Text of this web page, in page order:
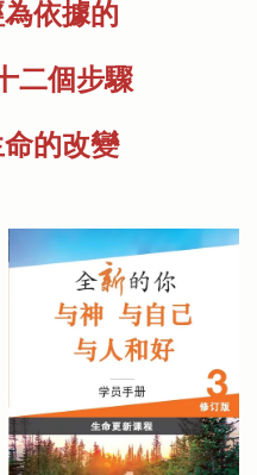
依據的
二個步驟
的改變